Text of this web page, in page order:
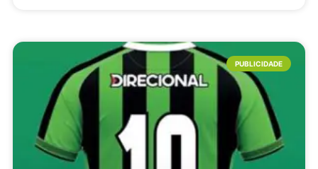
PUBLICIDADE